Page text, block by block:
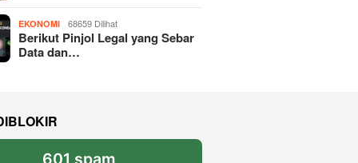
EKONOMI 68659 Dilihat
Berikut Pinjol Legal yang Sebar
Data dan…
601 spam